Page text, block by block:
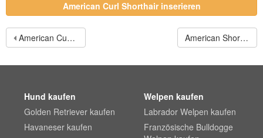
American Curl Shorthair inserieren
American Curl Longhair American Shorthair
Hund kaufen
Golden Retriever kaufen
Havaneser kaufen
Welpen kaufen
Labrador Welpen kaufen
Französische Bulldogge